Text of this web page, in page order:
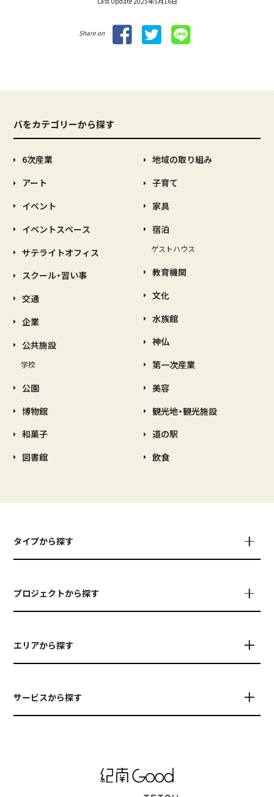
Share on
バをカテゴリーから探す
6次産業
アート
イベント
イベントスペース
サテライトオフィス
スクール・習い事
交通
企業
公共施設
学校
公園
博物館
和菓子
図書館
地域の取り組み
子育て
家具
宿泊
ゲストハウス
教育機関
文化
水族館
神仏
第一次産業
美容
観光地・観光施設
道の駅
飲食
タイプから探す
プロジェクトから探す
エリアから探す
サービスから探す